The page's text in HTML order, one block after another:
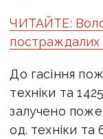
ЧИТАЙТЕ:
постраждалих
До гасіння
техніки та
залучено
од. техніки та